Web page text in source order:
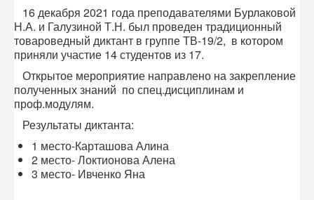
16 декабря 2021 года преподавателями Бурлаковой
Н.А. и Галузиной Т.Н. был проведен традиционный
товароведный диктант в группе ТВ-19/2, в котором
приняли участие 14 студентов из 17.
Открытое мероприятие направлено на закрепление
полученных знаний по спец.дисциплинам и
проф.модулям.
Результаты диктанта:
1 место-Карташова Алина
2 место- Локтионова Алена
3 место- Ивченко Яна